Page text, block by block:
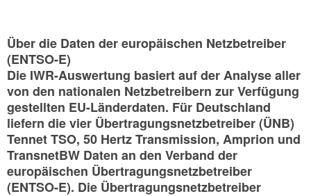
Über die Daten der europäischen Netzbetreiber
(ENTSO-E)
Die IWR-Auswertung basiert auf der Analyse aller
von den nationalen Netzbetreibern zur Verfügung
gestellten EU-Länderdaten. Für Deutschland
liefern die vier Übertragungsnetzbetreiber (ÜNB)
Tennet TSO, 50 Hertz Transmission, Amprion und
TransnetBW Daten an den Verband der
europäischen Übertragungsnetzbetreiber
(ENTSO-E). Die Übertragungsnetzbetreiber